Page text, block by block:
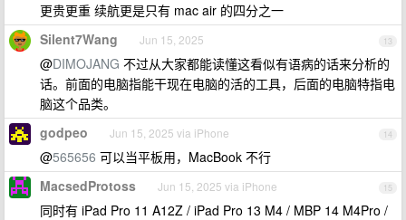
更贵更重 续航更是只有 mac air 的四分之一
13
Silent7Wang Jun 15, 2025
@DIMOJANG 不过从大家都能读懂这看似有语病的话来分析的
话。前面的电脑指能干现在电脑的活的工具，后面的电脑特指电
脑这个品类。
14
godpeo Jun 15, 2025 via iPhone
@565656 可以当平板用，MacBook 不行
15
MacsedProtoss Jun 15, 2025 via iPhone
同时有 iPad Pro 11 A12Z / iPad Pro 13 M4 / MBP 14 M4Pro /